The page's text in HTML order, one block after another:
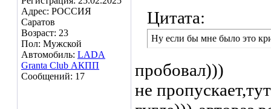
Адрес: РОССИЯ
Саратов
Возраст: 23
Пол: Мужской
Автомобиль: LADA
Granta Club АКПП
Сообщений: 17
Цитата:
Ну если бы мне было это
пробовал)))
не